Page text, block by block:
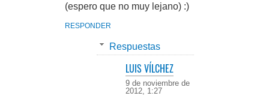
(espero que no muy lejano) :)
RESPONDER
Respuestas
LUIS VÍLCHEZ
9 de noviembre de
2012, 1:27